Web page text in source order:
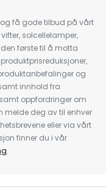
få gode tilbud på vårt
solcellelamper,
første til å motta
og
innhold fra
oppfordringer om
melde deg av til enhver
eller via vårt
finner du i vår
.